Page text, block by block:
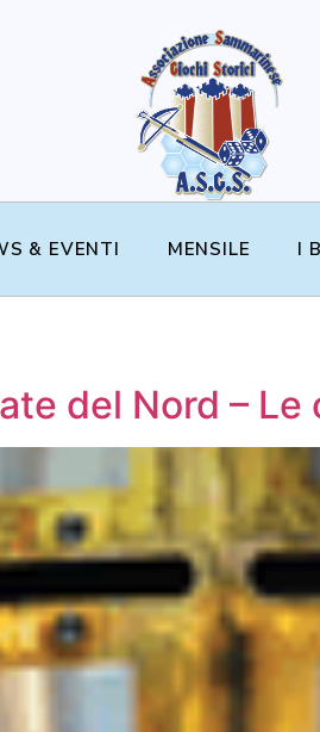
& EVENTI MENSILE I
del Nord – Le